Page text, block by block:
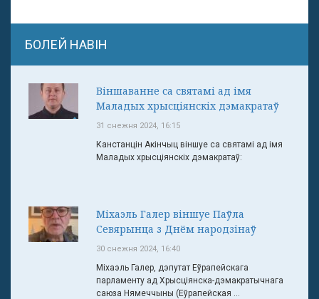
БОЛЕЙ НАВІН
Віншаванне са святамі ад імя
Маладых хрысціянскіх дэмакратаў
31 снежня 2024, 16:15
Канстанцін Акінчыц віншуе са святамі ад імя
Маладых хрысціянскіх дэмакратаў:
Міхаэль Галер віншуе Паўла
Севярынца з Днём народзінаў
30 снежня 2024, 16:40
Міхаэль Галер, дэпутат Еўрапейскага
парламенту ад Хрысціянска-дэмакратычнага
саюза Нямеччыны (Еўрапейская ...